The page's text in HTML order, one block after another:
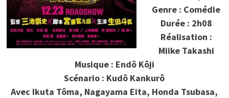
Genre : Comédie
Durée : 2h08
Réalisation :
Miike Takashi
Musique : Endô Kôji
Scénario : Kudô Kankurô
Avec Ikuta Tôma, Nagayama Eita, Honda Tsubasa,